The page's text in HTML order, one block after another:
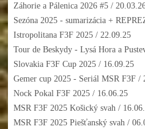
Záhorie a Pálenica 2026 #5/
Sezóna 2025 - sumarizácia +
Istropolitana F3F 2025/ 22.09.25
Tour de Beskydy - Lysá Hora a
Slovakia F3F Cup 2025/ 16.09.25
Gemer cup 2025 - Seriál MSR F3F/
Nock Pokal F3F 2025/ 16.06.25
MSR F3F 2025 Košický svah /
MSR F3F 2025 Piešťanský svah /